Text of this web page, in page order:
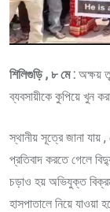
শিলিগুড়ি , ৮ মে : অক্ষয়
ব্যবসায়ীকে কুপিয়ে খুন
স্থানীয় সূত্রে জানা
প্রতিবাদ করতে গেলে
চড়াও হয় অভিযুক্ত
হাসপাতালে নিয়ে যাওয়া